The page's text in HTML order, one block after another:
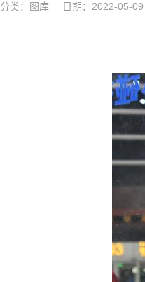
分类： 图库 日期：2022-05-